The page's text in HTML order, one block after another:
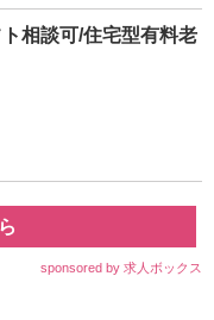
相談可/住宅型有料老
sponsored by 求人ボックス